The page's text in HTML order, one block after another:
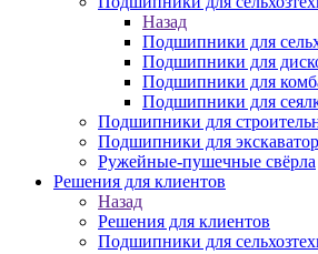
Назад
Подшипники для
Подшипники для
Подшипники для
Подшипники для
Подшипники для
Подшипники для
Ружейные-пушечные свёрла
Решения для клиентов
Назад
Решения для клиентов
Подшипники для